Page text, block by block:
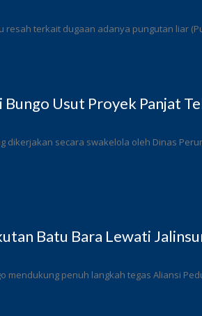
resah terkait dugaan adanya pungutan liar
Bungo Usut Proyek Panjat
dikerjakan secara swakelola oleh Dinas
Batu Bara Lewati
mendukung penuh langkah tegas Aliansi